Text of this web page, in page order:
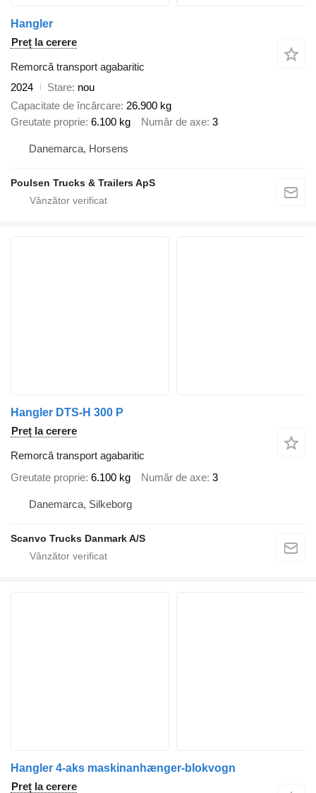
Hangler
Preț la cerere
Remorcă transport agabaritic
2024
Stare nou
Capacitate de încărcare 26.900 kg
Greutate proprie 6.100 kg Număr de axe 3
Danemarca, Horsens
Poulsen Trucks & Trailers ApS
Hangler DTS-H 300 P
Preț la cerere
Remorcă transport agabaritic
Greutate proprie 6.100 kg Număr de axe 3
Danemarca, Silkeborg
Scanvo Trucks Danmark A/S
Hangler 4-aks maskinanhænger-blokvogn
Preț la cerere